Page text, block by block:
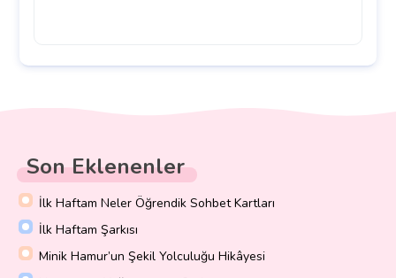
Son Eklenenler
İlk Haftam Neler Öğrendik Sohbet Kartları
İlk Haftam Şarkısı
Minik Hamur’un Şekil Yolculuğu Hikâyesi